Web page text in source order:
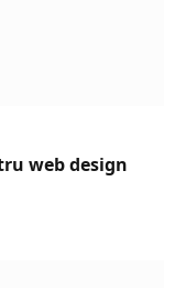
web design